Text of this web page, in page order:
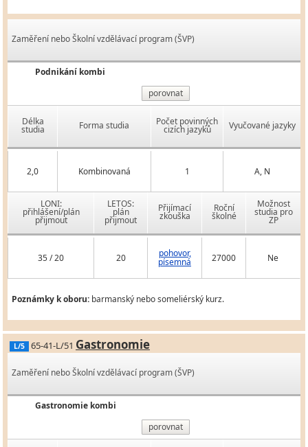
Zaměření nebo Školní vzdělávací program (ŠVP)
Podnikání kombi
porovnat
Délka
studia Forma studia Počet povinných
cizích jazyků Vyučované jazyky
2,0 Kombinovaná 1 A, N
LONI:
přihlášení/plán
přijmout
LETOS:
plán
přijmout
Přijímací
zkouška
Roční
školné
Možnost
studia pro
ZP
35 / 20 20 pohovor,
písemná 27000 Ne
Poznámky k oboru: barmanský nebo someliérský kurz.
L/5 65-41-L/51 Gastronomie
Zaměření nebo Školní vzdělávací program (ŠVP)
Gastronomie kombi
porovnat